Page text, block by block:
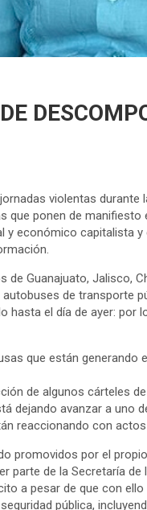
violentas durante
que ponen de
y económico capitalista
Guanajuato, Jalisco,
de transporte
el día de ayer: por
que están generando
de algunos cárteles
dejando avanzar a uno
reaccionando con
promovidos por el
parte de la Secretaría
a pesar de que con
pública,